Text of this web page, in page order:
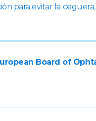
para evitar la
Board of